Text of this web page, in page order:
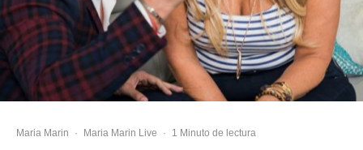
Maria Marin · Maria Marin Live · 1 Minuto de lectura